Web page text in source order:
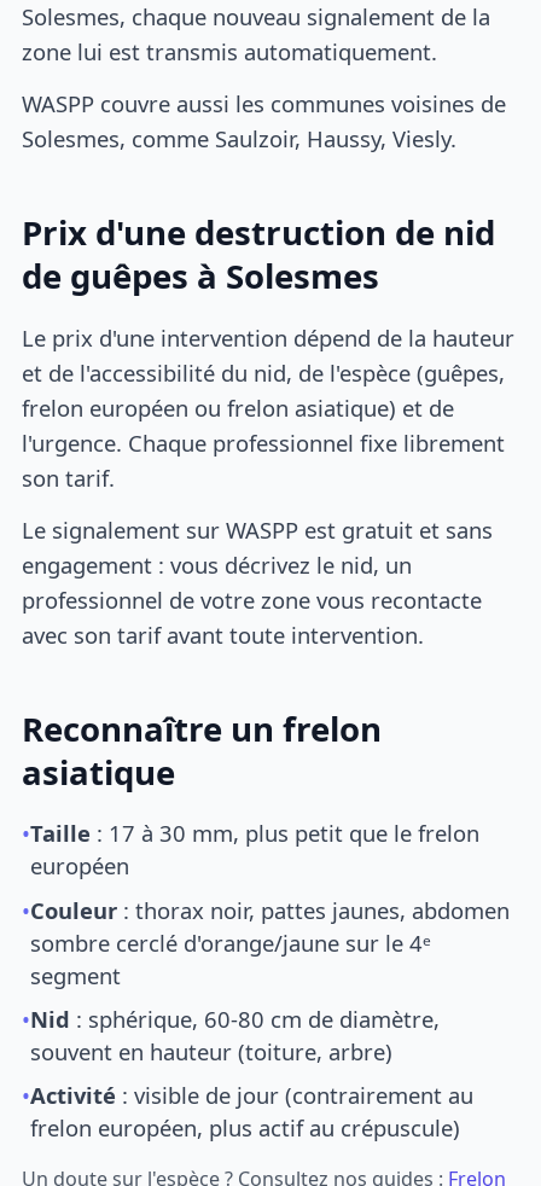
Solesmes, chaque nouveau signalement de la
zone lui est transmis automatiquement.
WASPP couvre aussi les communes voisines de
Solesmes, comme Saulzoir, Haussy, Viesly.
Prix d'une destruction de nid
de guêpes à Solesmes
Le prix d'une intervention dépend de la hauteur
et de l'accessibilité du nid, de l'espèce (guêpes,
frelon européen ou frelon asiatique) et de
l'urgence. Chaque professionnel fixe librement
son tarif.
Le signalement sur WASPP est gratuit et sans
engagement : vous décrivez le nid, un
professionnel de votre zone vous recontacte
avec son tarif avant toute intervention.
Reconnaître un frelon
asiatique
•Taille : 17 à 30 mm, plus petit que le frelon
européen
•Couleur : thorax noir, pattes jaunes, abdomen
sombre cerclé d'orange/jaune sur le 4ᵉ
segment
•Nid : sphérique, 60-80 cm de diamètre,
souvent en hauteur (toiture, arbre)
•Activité : visible de jour (contrairement au
frelon européen, plus actif au crépuscule)
Un doute sur l'espèce ? Consultez nos guides : Frelon